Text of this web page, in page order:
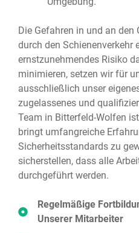
Die Gefahren in und an den
durch den Schienenverkehr
ernstzunehmendes Risiko
minimieren, setzen wir für
ausschließlich unser
zugelassenes und
Team in Bitterfeld-Wolfen⁠
bringt umfangreiche
Sicherheitsstandards zu
sicherstellen, dass alle
durchgeführt werden.
Regelmäßige
Unserer Mitarbeiter